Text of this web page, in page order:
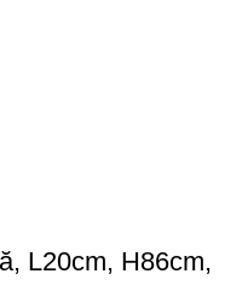
L20cm, H86cm,